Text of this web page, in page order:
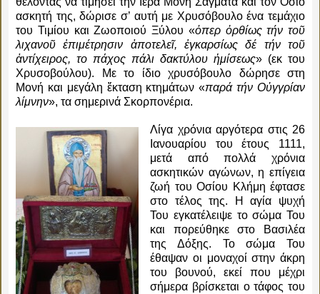
ασκητή της, δώρισε σ’ αυτή με Χρυσόβουλο ένα τεμάχιο
του Τιμίου και Ζωοποιού Ξύλου «ὁπερ ὀρθίως τήν τοῦ
λιχανοῦ ἐπιμέτρησιν ἀποτελεῖ, ἐγκαρσίως δέ τήν τοῦ
ἀντίχειρος, το πάχος πάλι δακτύλου ἡμίσεως» (εκ του
Χρυσοβούλου). Με το ίδιο χρυσόβουλο δώρησε στη
Μονή και μεγάλη ἔκταση κτημάτων «παρά τήν Οὐγγρίαν
λίμνην», τα σημερινά Σκορπονέρια.
Λίγα χρόνια αργότερα στις 26
Ιανουαρίου του έτους 1111,
μετά από πολλά χρόνια
ασκητικών αγώνων, η επίγεια
ζωή του Οσίου Κλήμη έφτασε
στο τέλος της. Η αγία ψυχή
Του εγκατέλειψε το σώμα Του
και πορεύθηκε στο Βασιλέα
της Δόξης. Το σώμα Του
έθαψαν οι μοναχοί στην άκρη
του βουνού, εκεί που μέχρι
σήμερα βρίσκεται ο τάφος του